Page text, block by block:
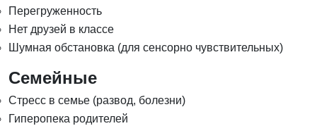
Перегруженность
Нет друзей в классе
Шумная обстановка (для сенсорно чувствительных)
Семейные
Стресс в семье (развод, болезни)
Гиперопека родителей